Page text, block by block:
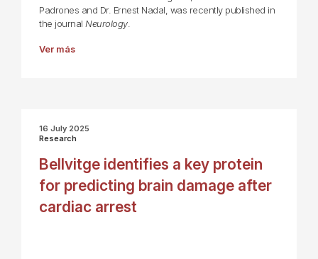
Padrones and Dr. Ernest Nadal, was recently published in
the journal Neurology.
Ver más
16 July 2025
Research
Bellvitge identifies a key protein
for predicting brain damage after
cardiac arrest